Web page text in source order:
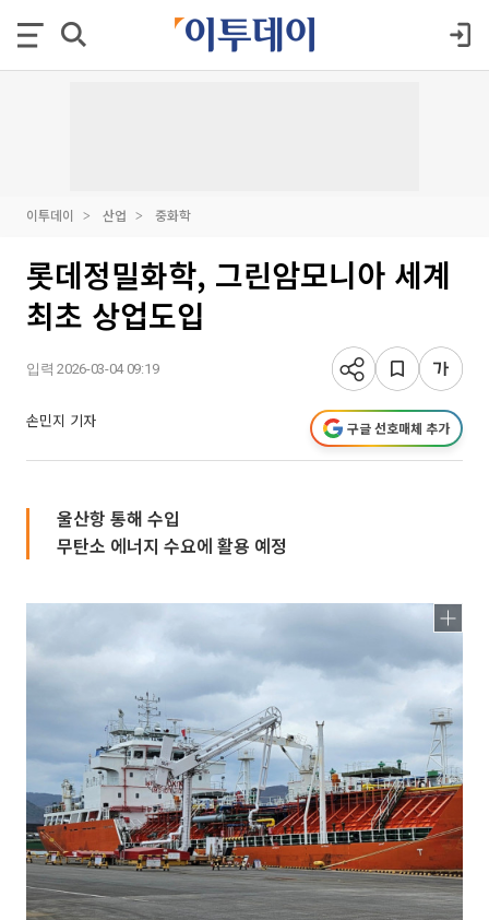
이투데이 산업 중화학
롯데정밀화학, 그린암모니아 세계
최초 상업도입
입력 2026-03-04 09:19
손민지 기자 구글 선호매체 추가
울산항 통해 수입
무탄소 에너지 수요에 활용 예정